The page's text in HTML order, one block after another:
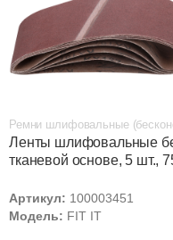
Ремни шлифовальные
Ленты шлифовальные
тканевой основе, 5 шт.,
Артикул: 100003451
Модель: FIT IT